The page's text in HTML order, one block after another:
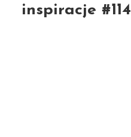
inspiracje #114